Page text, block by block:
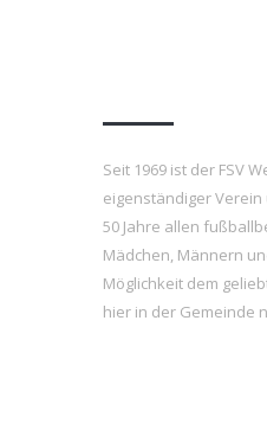
Seit 1969 ist der FSV
eigenständiger
50 Jahre allen
Mädchen, Männern
Möglichkeit dem
hier in der Gemeinde